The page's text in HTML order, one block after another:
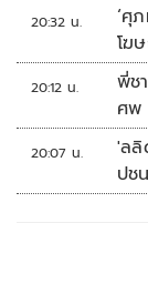
20:32 น.
‘ศุ
โฆ
20:12 น.
พี่ช
ศพ
20:07 น.
'ลลิ
ปช